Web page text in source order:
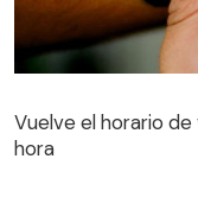
Vuelve el horario
hora